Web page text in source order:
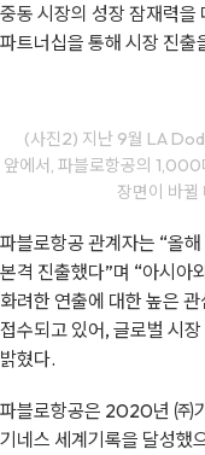
중동 시장의 성장 잠재력을
파트너십을 통해 시장 진출
(사진2) 지난 9월 LA
앞에서, 파블로항공의
장면이 바뀔
파블로항공 관계자는 “올
본격 진출했다”며 “아시아
화려한 연출에 대한 높은
접수되고 있어, 글로벌 시
밝혔다.
파블로항공은 2020년 ㈜
기네스 세계기록을 달성했